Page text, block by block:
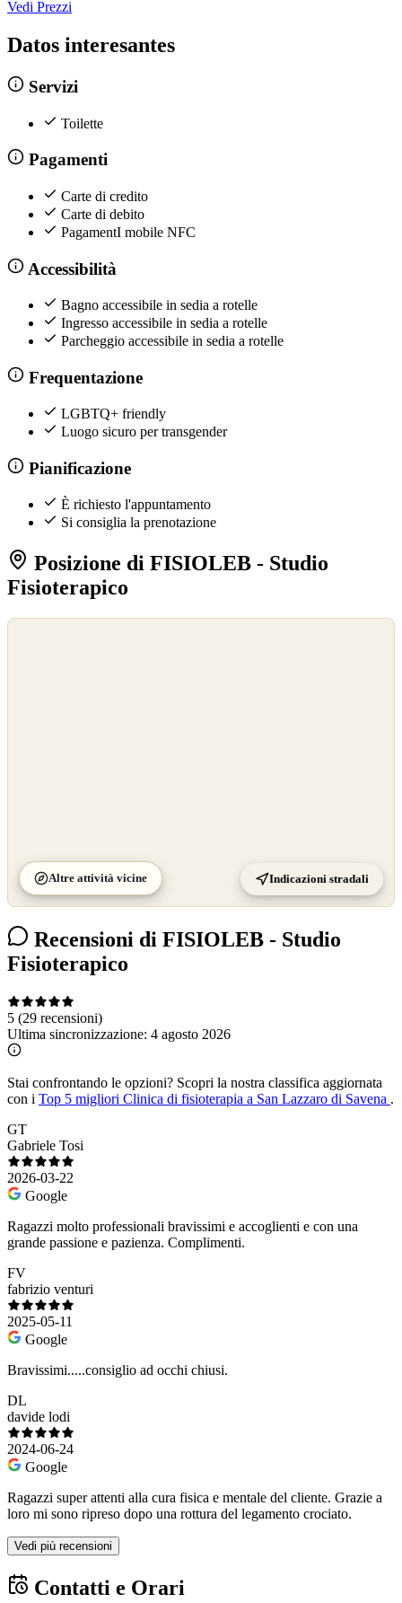
Vedi Prezzi
Datos interesantes
Servizi
Toilette
Pagamenti
Carte di credito
Carte di debito
PagamentI mobile NFC
Accessibilità
Bagno accessibile in sedia a rotelle
Ingresso accessibile in sedia a rotelle
Parcheggio accessibile in sedia a rotelle
Frequentazione
LGBTQ+ friendly
Luogo sicuro per transgender
Pianificazione
È richiesto l'appuntamento
Si consiglia la prenotazione
Posizione di FISIOLEB - Studio
Fisioterapico
Altre attività vicine Indicazioni stradali
Recensioni di FISIOLEB - Studio
Fisioterapico
5 (29 recensioni)
Ultima sincronizzazione: 4 agosto 2026
Stai confrontando le opzioni? Scopri la nostra classifica aggiornata
con i Top 5 migliori Clinica di fisioterapia a San Lazzaro di Savena .
GT
Gabriele Tosi
2026-03-22
Google
Ragazzi molto professionali bravissimi e accoglienti e con una
grande passione e pazienza. Complimenti.
FV
fabrizio venturi
2025-05-11
Google
Bravissimi.....consiglio ad occhi chiusi.
DL
davide lodi
2024-06-24
Google
Ragazzi super attenti alla cura fisica e mentale del cliente. Grazie a
loro mi sono ripreso dopo una rottura del legamento crociato.
Vedi più recensioni
Contatti e Orari